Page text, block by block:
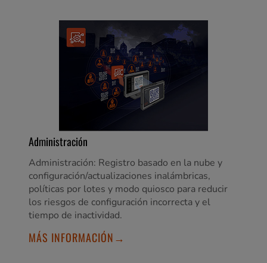
Administración
Administración: Registro basado en la nube y
configuración/actualizaciones inalámbricas,
políticas por lotes y modo quiosco para reducir
los riesgos de configuración incorrecta y el
tiempo de inactividad.
MÁS INFORMACIÓN→